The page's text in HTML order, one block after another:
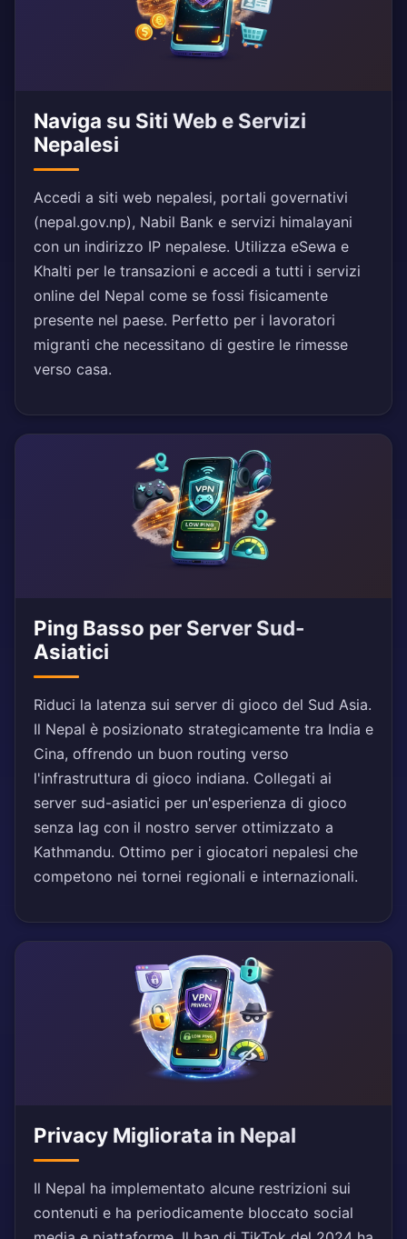
Naviga su Siti Web e Servizi
Nepalesi
Accedi a siti web nepalesi, portali governativi
(nepal.gov.np), Nabil Bank e servizi himalayani
con un indirizzo IP nepalese. Utilizza eSewa e
Khalti per le transazioni e accedi a tutti i servizi
online del Nepal come se fossi fisicamente
presente nel paese. Perfetto per i lavoratori
migranti che necessitano di gestire le rimesse
verso casa.
Ping Basso per Server Sud-
Asiatici
Riduci la latenza sui server di gioco del Sud Asia.
Il Nepal è posizionato strategicamente tra India e
Cina, offrendo un buon routing verso
l'infrastruttura di gioco indiana. Collegati ai
server sud-asiatici per un'esperienza di gioco
senza lag con il nostro server ottimizzato a
Kathmandu. Ottimo per i giocatori nepalesi che
competono nei tornei regionali e internazionali.
Privacy Migliorata in Nepal
Il Nepal ha implementato alcune restrizioni sui
contenuti e ha periodicamente bloccato social